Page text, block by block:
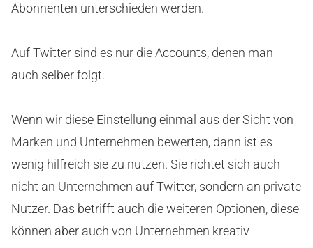
Abonnenten unterschieden werden.
Auf Twitter sind es nur die Accounts, denen man
auch selber folgt.
Wenn wir diese Einstellung einmal aus der Sicht von
Marken und Unternehmen bewerten, dann ist es
wenig hilfreich sie zu nutzen. Sie richtet sich auch
nicht an Unternehmen auf Twitter, sondern an private
Nutzer. Das betrifft auch die weiteren Optionen, diese
können aber auch von Unternehmen kreativ